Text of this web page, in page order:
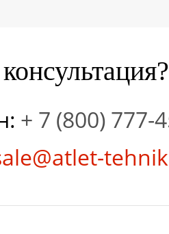
+ 7 (800) 777-